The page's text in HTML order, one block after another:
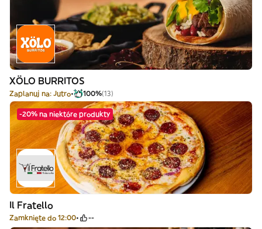
XÖLO BURRITOS
Zaplanuj na: Jutro 100%(13)
-20% na niektóre produkty
Il Fratello
Zamknięte do 12:00 --